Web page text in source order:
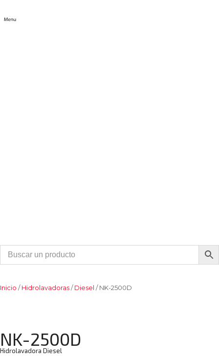
Inicio /Hidrolavadoras/Diesel / NK-2500D
NK-2500D
Hidrolavadora Diesel